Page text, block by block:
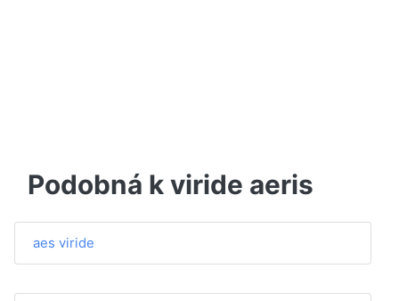
Podobná k viride aeris
aes viride